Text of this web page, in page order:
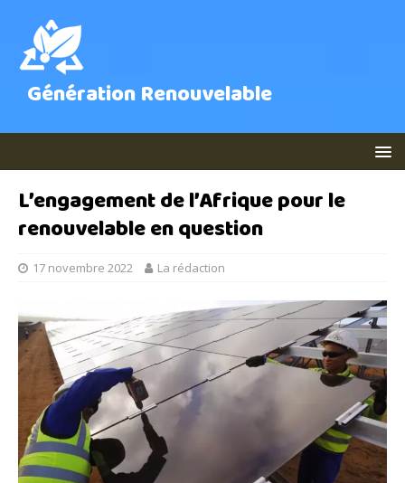
Génération Renouvelable
L’engagement de l’Afrique pour le
renouvelable en question
17 novembre 2022 La rédaction